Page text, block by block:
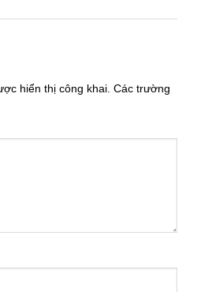
hiển thị công khai. Các trường